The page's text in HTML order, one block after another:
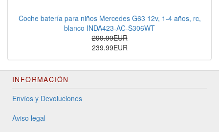
Coche batería para niños Mercedes G63 12v, 1-4 años, rc,
blanco INDA423-AC-S306WT
299.99EUR
239.99EUR
INFORMACIÓN
Envíos y Devoluciones
Aviso legal